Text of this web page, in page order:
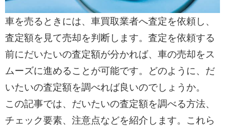
車を売るときには、車買取業者へ査定を依頼し、
査定額を見て売却を判断します。査定を依頼する
前にだいたいの査定額が分かれば、車の売却をス
ムーズに進めることが可能です。どのように、だ
いたいの査定額を調べれば良いのでしょうか。
この記事では、だいたいの査定額を調べる方法、
チェック要素、注意点などを紹介します。これら